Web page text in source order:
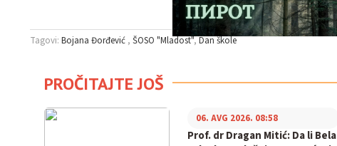
Tagovi: Bojana Đorđević ŠOSO "Mladost" Dan škole
PROČITAJTE JOŠ
Prof. dr Dragan Mitić: Da li Bela
06. AVG 2026. 08:58